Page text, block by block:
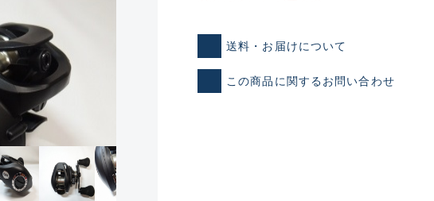
新古品（メーカー問屋から仕入れた未使用
品）
※店頭展示時の置き傷が付いているものも含む
送料・お届けについて
この商品に関するお問い合わせ